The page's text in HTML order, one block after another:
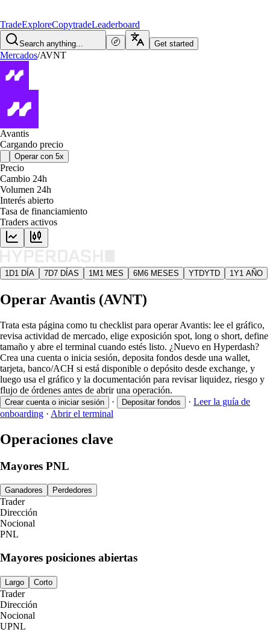
TradeExploreCopytradeLeaderboard
Search anything... Get started
Mercados/AVNT
Avantis
Cargando precio
Operar con 5x
Precio
Cambio 24h
Volumen 24h
Interés abierto
Tasa de financiamiento
Traders activos
1D1 DÍA 7D7 DÍAS 1M 1 MES 6M6 MESES YTDYTD 1Y1 AÑO
Operar Avantis (AVNT)
Trata esta página como tu checklist para operar Avantis: lee el gráfico,
revisa actividad de mercado, elige exposición spot, long o short, define
tamaño y abre el terminal cuando estés listo. ¿Nuevo en Hyperdash?
Crea una cuenta o inicia sesión, deposita fondos desde una wallet,
tarjeta, banco/ACH si está disponible o depósito desde exchange, y
luego usa el gráfico y la documentación para revisar liquidez, riesgo y
flujo de órdenes antes de abrir una operación.
Crear cuenta o iniciar sesión · Depositar fondos · Leer la guía de
onboarding · Abrir el terminal
Operaciones clave
Mayores PNL
Ganadores Perdedores
Trader
Dirección
Nocional
PNL
Mayores posiciones abiertas
Largo Corto
Trader
Dirección
Nocional
UPNL